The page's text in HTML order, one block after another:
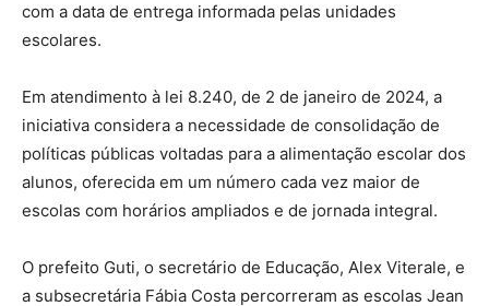
com a data de entrega informada pelas unidades
escolares.
Em atendimento à lei 8.240, de 2 de janeiro de 2024, a
iniciativa considera a necessidade de consolidação de
políticas públicas voltadas para a alimentação escolar dos
alunos, oferecida em um número cada vez maior de
escolas com horários ampliados e de jornada integral.
O prefeito Guti, o secretário de Educação, Alex Viterale, e
a subsecretária Fábia Costa percorreram as escolas Jean